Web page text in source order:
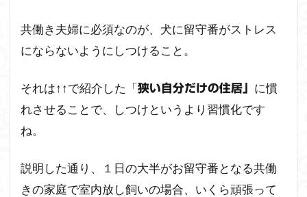
共働き夫婦に必須なのが、犬に留守番がストレス
にならないようにしつけること。
それは↑↑で紹介した「狭い自分だけの住居」 に慣
れさせることで、しつけというより習慣化です
ね。
説明した通り、１日の大半がお留守番となる共働
きの家庭で室内放し飼いの場合、いくら頑張って